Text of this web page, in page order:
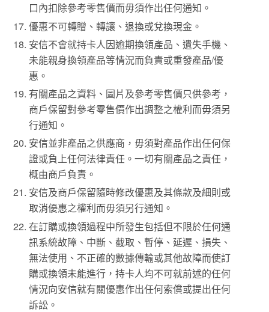
口內扣除參考零售價而毋須作出任何通知。
優惠不可轉贈、轉讓、退換或兌換現金。
安信不會就持卡人因逾期換領產品、遺失手機、
未能親身換領產品等情況而負責或重發產品/優
惠。
有關產品之資料、圖片及參考零售價只供參考，
商戶保留對參考零售價作出調整之權利而毋須另
行通知。
安信並非產品之供應商，毋須對產品作出任何保
證或負上任何法律責任。一切有關產品之責任，
概由商戶負責。
安信及商戶保留隨時修改優惠及其條款及細則或
取消優惠之權利而毋須另行通知。
在訂購或換領過程中所發生包括但不限於任何通
訊系統故障、中斷、截取、暫停、延遲、損失、
無法使用、不正確的數據傳輸或其他故障而使訂
購或換領未能進行，持卡人均不可就前述的任何
情況向安信就有關優惠作出任何索償或提出任何
訴訟。